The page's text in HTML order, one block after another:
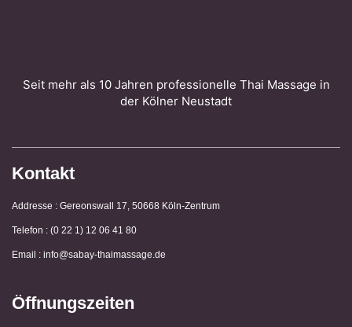
Seit mehr als 10 Jahren pro­fes­si­o­nelle Thai Massage in
der Kölner Neustadt
Kontakt
Addresse : Gereonswall 17, 50668 Köln-Zentrum
Telefon : (0 22 1) 12 06 41 80
Email : info@sabay-thaimassage.de
Öffnungszeiten